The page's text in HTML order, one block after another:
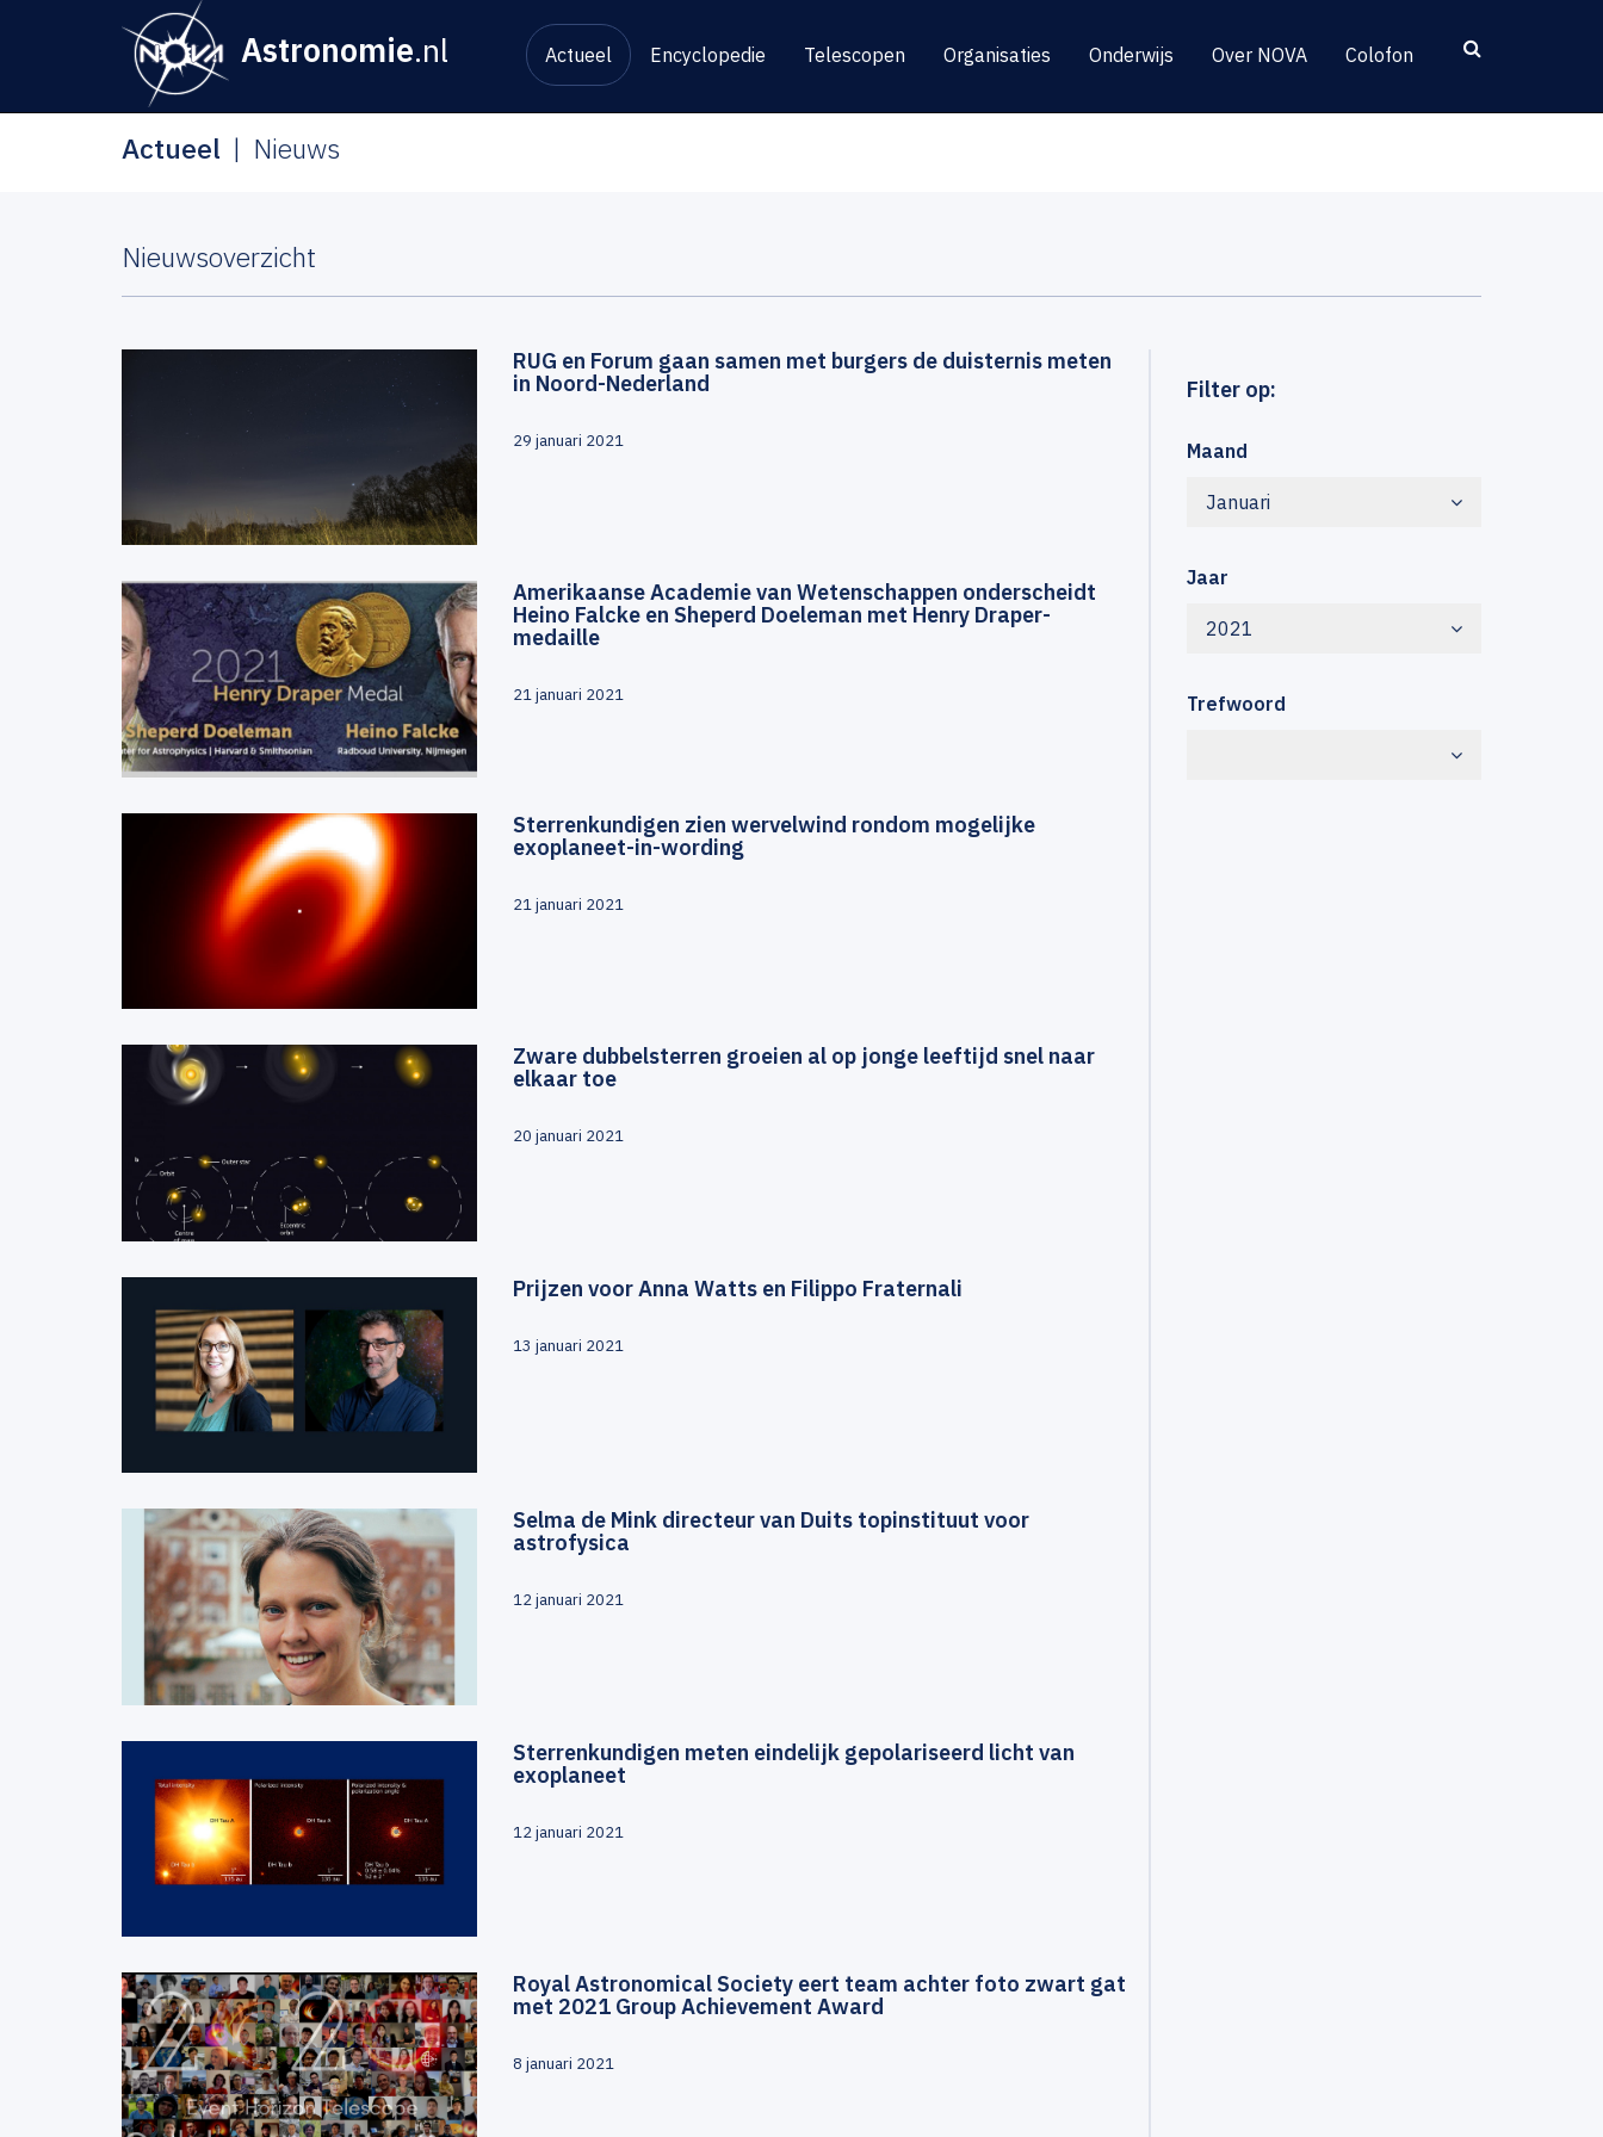
Astronomie.nl Actueel Encyclopedie Telescopen Organisaties Onderwijs Over NOVA Colofon
Actueel Nieuws
Nieuwsoverzicht
Filter op:
Maand
Januari
Jaar
2021
Trefwoord
RUG en Forum gaan samen met burgers de duisternis meten
in Noord-Nederland
29 januari 2021
Amerikaanse Academie van Wetenschappen onderscheidt
Heino Falcke en Sheperd Doeleman met Henry Draper-
medaille
21 januari 2021
Sterrenkundigen zien wervelwind rondom mogelijke
exoplaneet-in-wording
21 januari 2021
Zware dubbelsterren groeien al op jonge leeftijd snel naar
elkaar toe
20 januari 2021
Prijzen voor Anna Watts en Filippo Fraternali
13 januari 2021
Selma de Mink directeur van Duits topinstituut voor
astrofysica
12 januari 2021
Sterrenkundigen meten eindelijk gepolariseerd licht van
exoplaneet
12 januari 2021
Royal Astronomical Society eert team achter foto zwart gat
met 2021 Group Achievement Award
8 januari 2021